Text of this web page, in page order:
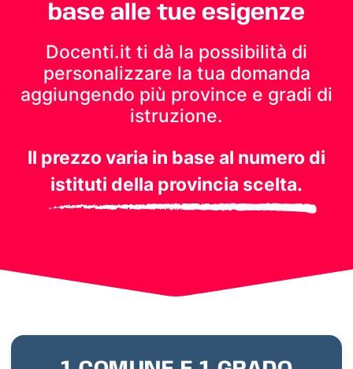
base alle tue esigenze
Docenti.it ti dà la possibilità di
personalizzare la tua domanda
aggiungendo più province e gradi di
istruzione.
Il prezzo varia in base al numero di
istituti della provincia scelta.